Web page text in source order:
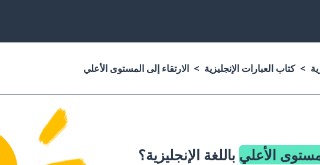
كتاب العبارات الإنجليزية الارتقاء إلى المستوى الأعلي
الأعلي باللغة الإنجليزية؟